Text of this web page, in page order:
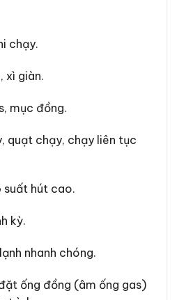
chạy.
xì giàn.
mục đồng.
quạt chạy, chạy liên tục
suất hút cao.
kỳ.
nhanh chóng.
ống đồng (âm ống gas)